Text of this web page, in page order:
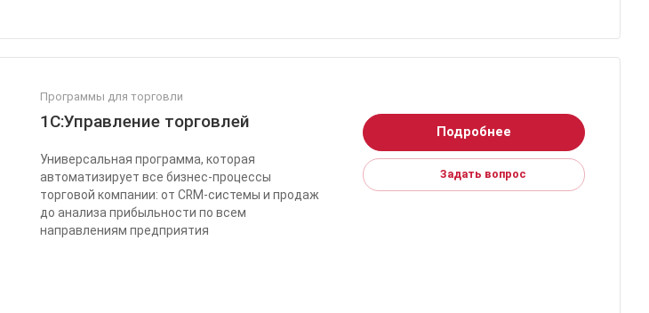
Программы для торговли
1С:Управление торговлей
Универсальная программа, которая
автоматизирует все бизнес-процессы
торговой компании: от CRM-системы и продаж
до анализа прибыльности по всем
направлениям предприятия
Подробнее
Задать вопрос